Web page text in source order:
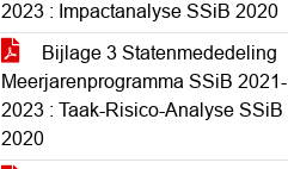
2023 : Impactanalyse SSiB 2020
Bijlage 3 Statenmededeling
Meerjarenprogramma SSiB 2021-
2023 : Taak-Risico-Analyse SSiB
2020